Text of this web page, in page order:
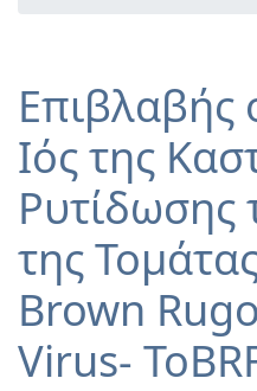
Επιβλαβής
Ιός της
της
Brown
Virus-